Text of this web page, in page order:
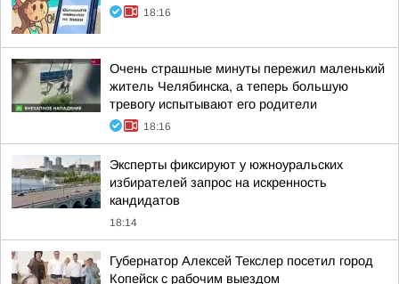
18:16
Очень страшные минуты пережил маленький
житель Челябинска, а теперь большую
тревогу испытывают его родители
18:16
Эксперты фиксируют у южноуральских
избирателей запрос на искренность
кандидатов
18:14
Губернатор Алексей Текслер посетил город
Копейск с рабочим выездом